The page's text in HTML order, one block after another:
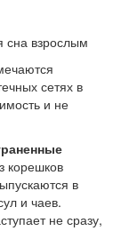
сетях в
и не
корешков
в
и чаев.
не сразу,